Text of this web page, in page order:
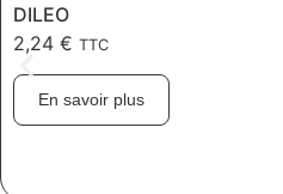
DILEO
2,24 € TTC
En savoir plus